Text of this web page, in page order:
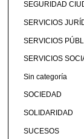
SEGURIDAD
SERVICIOS
SERVICIOS
SERVICIOS
Sin categoría
SOCIEDAD
SOLIDARIDAD
SUCESOS